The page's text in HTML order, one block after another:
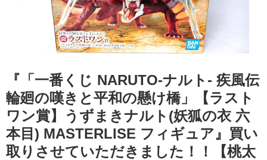
『「一番くじ NARUTO-ナルト- 疾風伝
輪廻の嘆きと平和の懸け橋」【ラスト
ワン賞】うずまきナルト(妖狐の衣 六
本目) MASTERLISE フィギュア』買い
取りさせていただきました！！【桃太